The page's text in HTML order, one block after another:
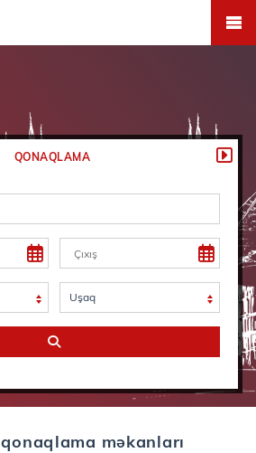
QONAQLAMA
Uşaq
məkanları